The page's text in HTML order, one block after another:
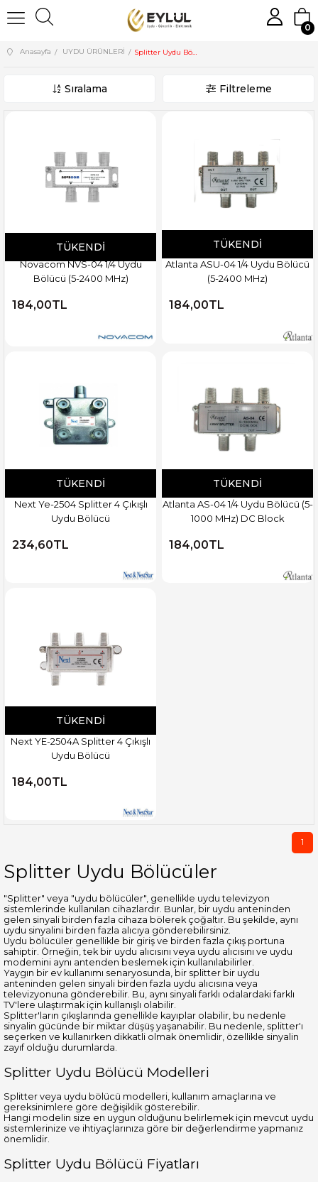
0
Anasayfa UYDU ÜRÜNLERİ
Filtreleme
Sıralama
TÜKENDI
Novacom NVS-04 1/4 Uydu
Bölücü (5-2400 MHz)
184,00TL
TÜKENDI
Atlanta ASU-04 1/4 Uydu Bölücü
(5-2400 MHz)
184,00TL
TÜKENDI
Next Ye-2504 Splitter 4 Çıkışlı
Uydu Bölücü
234,60TL
TÜKENDI
Atlanta AS-04 1/4 Uydu Bölücü (5-
1000 MHz) DC Block
184,00TL
TÜKENDI
Next YE-2504A Splitter 4 Çıkışlı
Uydu Bölücü
184,00TL
1
Splitter Uydu Bölücüler
"Splitter" veya "uydu bölücüler", genellikle uydu televizyon
sistemlerinde kullanılan cihazlardır. Bunlar, bir uydu anteninden
gelen sinyali birden fazla cihaza bölerek çoğaltır. Bu şekilde, aynı
uydu sinyalini birden fazla alıcıya gönderebilirsiniz.
Uydu bölücüler genellikle bir giriş ve birden fazla çıkış portuna
sahiptir. Örneğin, tek bir uydu alıcısını veya uydu alıcısını ve uydu
modemini aynı antenden beslemek için kullanılabilirler.
Yaygın bir ev kullanımı senaryosunda, bir splitter bir uydu
anteninden gelen sinyali birden fazla uydu alıcısına veya
televizyonuna gönderebilir. Bu, aynı sinyali farklı odalardaki farklı
TV'lere ulaştırmak için kullanışlı olabilir.
Splitter'ların çıkışlarında genellikle kayıplar olabilir, bu nedenle
sinyalin gücünde bir miktar düşüş yaşanabilir. Bu nedenle, splitter'ı
seçerken ve kullanırken dikkatli olmak önemlidir, özellikle sinyalin
zayıf olduğu durumlarda.
Splitter Uydu Bölücü Modelleri
Splitter veya uydu bölücü modelleri, kullanım amaçlarına ve
gereksinimlere göre değişiklik gösterebilir.
Hangi modelin size en uygun olduğunu belirlemek için mevcut uydu
sistemlerinize ve ihtiyaçlarınıza göre bir değerlendirme yapmanız
önemlidir.
Splitter Uydu Bölücü Fiyatları